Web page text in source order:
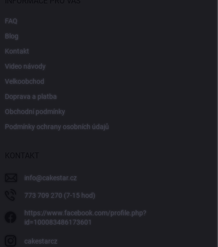
FAQ
Blog
Kontakt
Video návody
Velkoobchod
Doprava a platba
Obchodní podmínky
Podmínky ochrany osobních údajů
info@cakestar.cz
773 709 270 (7-15 hod)
https://www.facebook.com/profile.php?
id=100083486173601
cakestarcz